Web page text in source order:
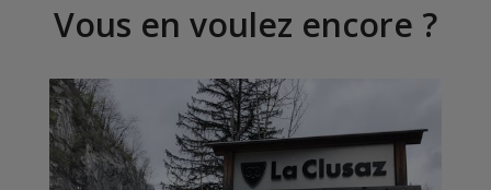
Vous en voulez encore ?